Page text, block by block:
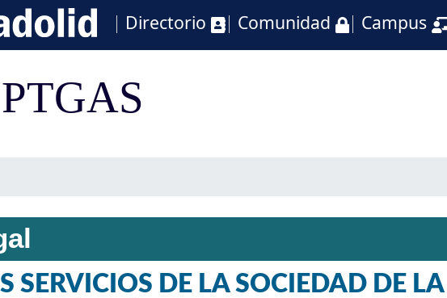
Directorio Comunidad Campus
SERVICIOS DE LA SOCIEDAD DE LA